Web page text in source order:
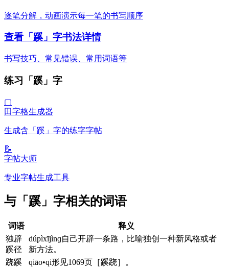
逐笔分解，动画演示每一笔的书写顺序
查看「蹊」字书法详情
书写技巧、常见错误、常用词语等
练习「蹊」字
▢
田字格生成器
生成含「蹊」字的练字字帖
📝
字帖大师
专业字帖生成工具
与「蹊」字相关的词语
词语
释义
独辟
蹊径
dúpìxījìnɡ自己开辟一条路，比喻独创一种新风格或者
新方法。
跷蹊
qiāo•qi形见1069页［蹊跷］。